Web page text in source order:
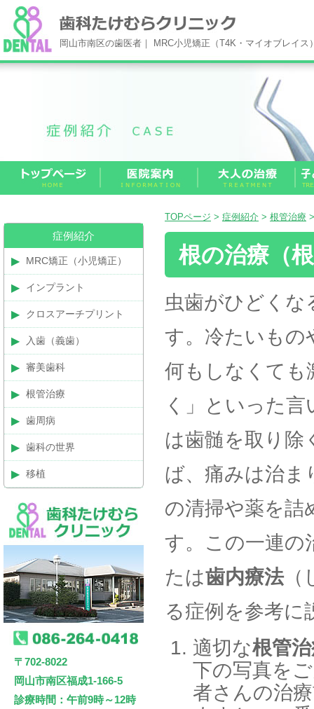
岡山市南区の歯医者｜ MRC小児矯正（T4K・マイオブレイ
TOPページ > 症例紹介 > 根管治療
根の治療（
虫歯がひどくな
す。冷たいもの
何もしなくても
く」といった
は歯髄を取り除
ば、痛みは治ま
の清掃や薬を詰
す。この一連の
たは歯内療法（
る症例を参考に
適切な根管
下の写真を
者さんの治
症例紹介
MRC矯正（小児矯正）
インプラント
クロスアーチプリント
入歯（義歯）
審美歯科
根管治療
歯周病
歯科の世界
移植
〒702-8022
岡山市南区福成1-166-5
診療時間：午前9時～12時